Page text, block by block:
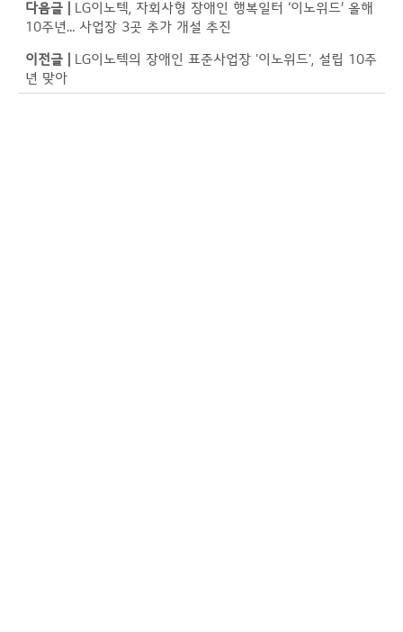
다음글 |
LG이노텍, 자회사형 장애인 행복일터 ‘이노위드’ 올해
10주년… 사업장 3곳 추가 개설 추진
이전글 |
LG이노텍의 장애인 표준사업장 '이노위드', 설립 10주
년 맞아